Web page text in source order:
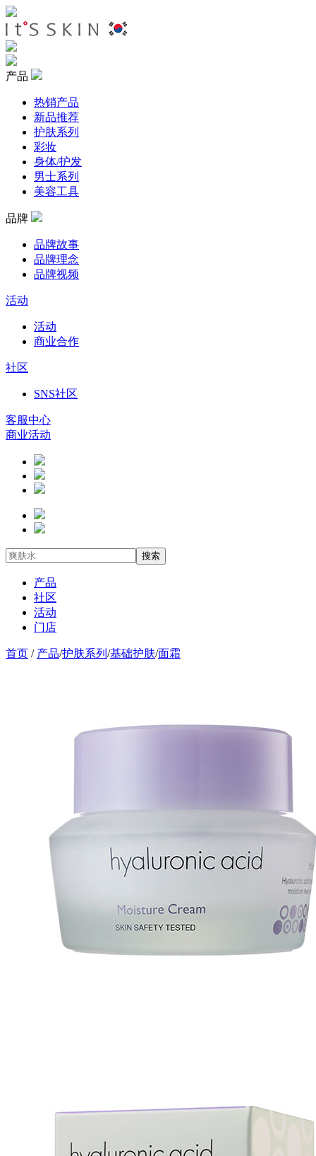
产品
热销产品
新品推荐
护肤系列
彩妆
身体/护发
男士系列
美容工具
品牌
品牌故事
品牌理念
品牌视频
活动
活动
商业合作
社区
SNS社区
客服中心
商业活动
搜索
产品
社区
活动
门店
首页 / 产品/护肤系列 /基础护肤/面霜